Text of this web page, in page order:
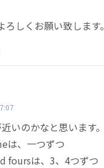
ろしくお願い致します。
いのかなと思います。
は、一つずつ
foursは、3、4つずつ